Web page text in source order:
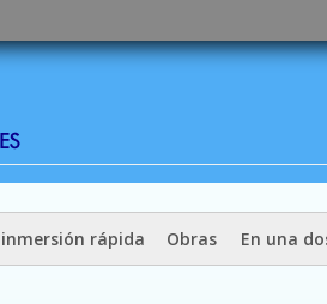
rápida Obras En una